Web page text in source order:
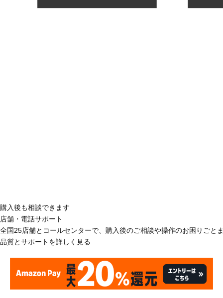
購入後も相談できます
店舗・電話サポート
全国25店舗とコールセンターで、購入後のご相談や操作のお困りごと
品質とサポートを詳しく見る